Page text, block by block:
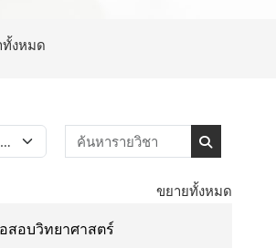
ทั้งหมด
วิชา
ค้นหารายวิชา
ค้นหารายวิ
ขยายทั้งหมด
สอบวิทยาศาสตร์